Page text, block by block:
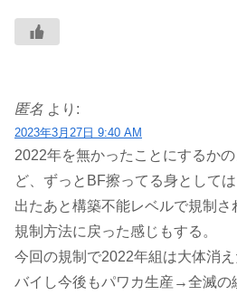
匿名 より:
2023年3月27日 9:40 AM
2022年を無かったことにするか
ど、ずっとBF擦ってる身として
出たあと構築不能レベルで規制
規制方法に戻った感じもする。
今回の規制で2022年組は大体消
バイし今後もパワカ生産→全滅の